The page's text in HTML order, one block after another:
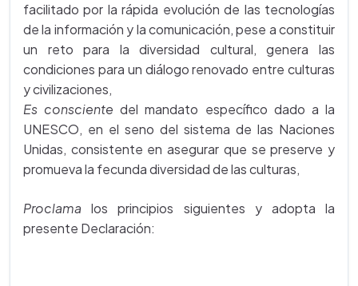
facilitado por la rápida evolución de las tecnologías
de la información y la comunicación, pese a constituir
un reto para la diversidad cultural, genera las
condiciones para un diálogo renovado entre culturas
y civilizaciones,
Es consciente del mandato específico dado a la
UNESCO, en el seno del sistema de las Naciones
Unidas, consistente en asegurar que se preserve y
promueva la fecunda diversidad de las culturas,
Proclama los principios siguientes y adopta la
presente Declaración: